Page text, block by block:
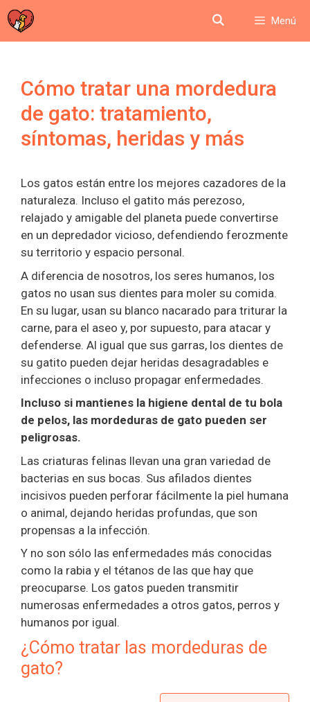
Saltar
al
contenido
Menú
Cómo tratar una mordedura
de gato: tratamiento,
síntomas, heridas y más
Los gatos están entre los mejores cazadores de la
naturaleza. Incluso el gatito más perezoso,
relajado y amigable del planeta puede convertirse
en un depredador vicioso, defendiendo ferozmente
su territorio y espacio personal.
A diferencia de nosotros, los seres humanos, los
gatos no usan sus dientes para moler su comida.
En su lugar, usan su blanco nacarado para triturar la
carne, para el aseo y, por supuesto, para atacar y
defenderse. Al igual que sus garras, los dientes de
su gatito pueden dejar heridas desagradables e
infecciones o incluso propagar enfermedades.
Incluso si mantienes la higiene dental de tu bola
de pelos, las mordeduras de gato pueden ser
peligrosas.
Las criaturas felinas llevan una gran variedad de
bacterias en sus bocas. Sus afilados dientes
incisivos pueden perforar fácilmente la piel humana
o animal, dejando heridas profundas, que son
propensas a la infección.
Y no son sólo las enfermedades más conocidas
como la rabia y el tétanos de las que hay que
preocuparse. Los gatos pueden transmitir
numerosas enfermedades a otros gatos, perros y
humanos por igual.
¿Cómo tratar las mordeduras de
gato?